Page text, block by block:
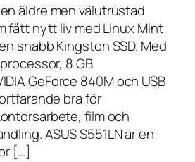
en äldre men välutrustad
fått nytt liv med Linux Mint
snabb Kingston SSD. Med
8 GB
GeForce 840M och USB
bra för
film och
ASUS S551LN är en
[…]